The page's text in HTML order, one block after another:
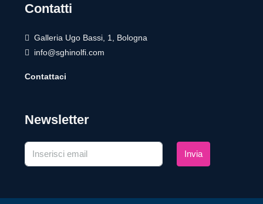
Contatti
Galleria Ugo Bassi, 1, Bologna
info@sghinolfi.com
Contattaci
Newsletter
Invia